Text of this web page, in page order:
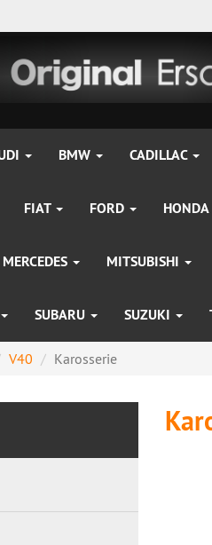
BMW CADILLAC
FIAT FORD HONDA
MERCEDES MITSUBISHI
SUBARU SUZUKI
V40 Karosserie